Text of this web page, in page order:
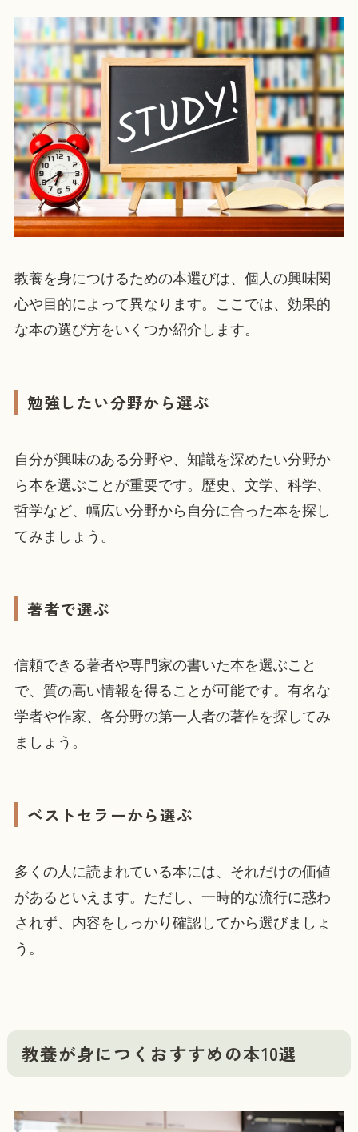
教養を身につけるための本選びは、個人の興味関
心や目的によって異なります。ここでは、効果的
な本の選び方をいくつか紹介します。
勉強したい分野から選ぶ
自分が興味のある分野や、知識を深めたい分野か
ら本を選ぶことが重要です。歴史、文学、科学、
哲学など、幅広い分野から自分に合った本を探し
てみましょう。
著者で選ぶ
信頼できる著者や専門家の書いた本を選ぶこと
で、質の高い情報を得ることが可能です。有名な
学者や作家、各分野の第一人者の著作を探してみ
ましょう。
ベストセラーから選ぶ
多くの人に読まれている本には、それだけの価値
があるといえます。ただし、一時的な流行に惑わ
されず、内容をしっかり確認してから選びましょ
う。
教養が身につくおすすめの本10選